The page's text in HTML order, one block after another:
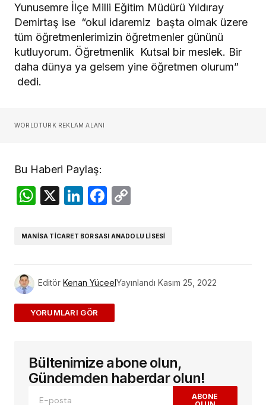
Yunusemre İlçe Milli Eğitim Müdürü Yıldıray
Demirtaş ise “okul idaremiz başta olmak üzere
tüm öğretmenlerimizin öğretmenler gününü
kutluyorum. Öğretmenlik Kutsal bir meslek. Bir
daha dünya ya gelsem yine öğretmen olurum”
dedi.
WORLDTURK REKLAM ALANI
Bu Haberi Paylaş:
WhatsApp
X LinkedIn
Facebook
MANISA TICARET BORSASI ANADOLU LISESI
Editör Kenan YüceelYayınlandı Kasım 25, 2022
ADD A COMMENT
E-posta adresiniz yayınlanmayacak.
alanlar*ile işaretlenmişlerdir
Bültenimize abone olun,
Gündemden haberdar olun!
ABONE